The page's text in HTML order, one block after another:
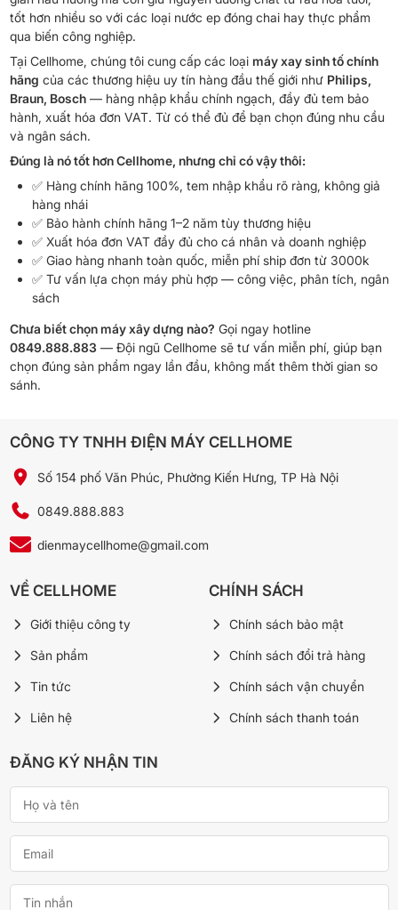
tốt hơn nhiều so với các loại nước ep đóng chai hay thực phẩm
qua biến công nghiệp.
Tại Cellhome, chúng tôi cung cấp các loại máy xay sinh tố chính
hãng của các thương hiệu uy tín hàng đầu thế giới như Philips,
Braun, Bosch— hàng nhập khẩu chính ngạch, đầy đủ tem bảo
hành, xuất hóa đơn VAT. Từ có thể đủ để bạn chọn đúng nhu cầu
và ngân sách.
Đúng là nó tốt hơn Cellhome, nhưng chỉ có vậy thôi:
✅ Hàng chính hãng 100%, tem nhập khẩu rõ ràng, không giả
hàng nhái
✅ Bảo hành chính hãng 1–2 năm tùy thương hiệu
✅ Xuất hóa đơn VAT đầy đủ cho cá nhân và doanh nghiệp
✅ Giao hàng nhanh toàn quốc, miễn phí ship đơn từ 3000k
✅ Tư vấn lựa chọn máy phù hợp — công việc, phân tích, ngân
sách
Chưa biết chọn máy xây dựng nào? Gọi ngay hotline
0849.888.883— Đội ngũ Cellhome sẽ tư vấn miễn phí, giúp bạn
chọn đúng sản phẩm ngay lần đầu, không mất thêm thời gian so
sánh.
CÔNG TY TNHH ĐIỆN MÁY CELLHOME
Số 154 phố Văn Phúc, Phường Kiến Hưng, TP Hà Nội
0849.888.883
dienmaycellhome@gmail.com
VỀ CELLHOME
Giới thiệu công ty
Sản phẩm
Tin tức
Liên hệ
CHÍNH SÁCH
Chính sách bảo mật
Chính sách đổi trả hàng
Chính sách vận chuyển
Chính sách thanh toán
ĐĂNG KÝ NHẬN TIN